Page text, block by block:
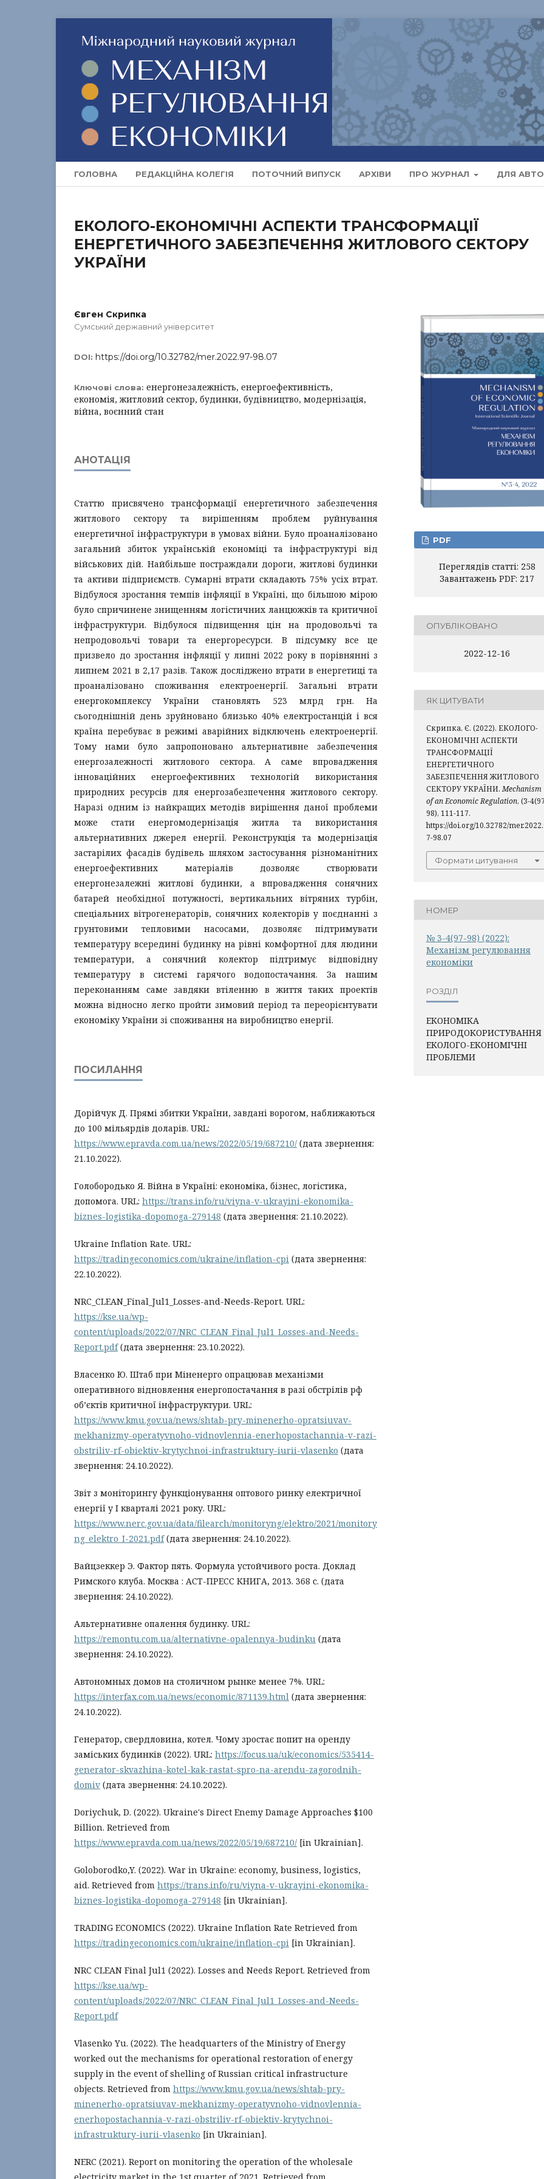
ГОЛОВНА РЕДАКЦІЙНА КОЛЕГІЯ ПОТОЧНИЙ ВИПУСК АРХІВИ ПРО ЖУРНАЛ ДЛЯ
ЕКОЛОГО-ЕКОНОМІЧНІ АСПЕКТИ ТРАНСФОРМАЦІЇ
ЕНЕРГЕТИЧНОГО ЗАБЕЗПЕЧЕННЯ ЖИТЛОВОГО СЕКТОРУ
УКРАЇНИ
Євген Скрипка
Сумський державний університет
DOI: https://doi.org/10.32782/mer.2022.97-98.07
Ключові слова: енергонезалежність, енергоефективність,
економія, житловий сектор, будинки, будівництво, модернізація,
війна, воєнний стан
АНОТАЦІЯ
Статтю присвячено трансформації енергетичного забезпечення
житлового сектору та вирішенням проблем руйнування
енергетичної інфраструктури в умовах війни. Було проаналізовано
загальний збиток українській економіці та інфраструктурі від
військових дій. Найбільше постраждали дороги, житлові будинки
та активи підприємств. Сумарні втрати складають 75% усіх втрат.
Відбулося зростання темпів інфляції в Україні, що більшою мірою
було спричинене знищенням логістичних ланцюжків та критичної
інфраструктури. Відбулося підвищення цін на продовольчі та
непродовольчі товари та енергоресурси. В підсумку все це
призвело до зростання інфляції у липні 2022 року в порівнянні з
липнем 2021 в 2,17 разів. Також досліджено втрати в енергетиці та
проаналізовано споживання електроенергії. Загальні втрати
енергокомплексу України становлять 523 млрд грн. На
сьогоднішній день зруйновано близько 40% електростанцій і вся
країна перебуває в режимі аварійних відключень електроенергії.
Тому нами було запропоновано альтернативне забезпечення
енергозалежності житлового сектора. А саме впровадження
інноваційних енергоефективних технологій використання
природних ресурсів для енергозабезпечення житлового сектору.
Наразі одним із найкращих методів вирішення даної проблеми
може стати енергомодернізація житла та використання
альтернативних джерел енергії. Реконструкція та модернізація
застарілих фасадів будівель шляхом застосування різноманітних
енергоефективних матеріалів дозволяє створювати
енергонезалежні житлові будинки, а впровадження сонячних
батарей необхідної потужності, вертикальних вітряних турбін,
спеціальних вітрогенераторів, сонячних колекторів у поєднанні з
грунтовими тепловими насосами, дозволяє підтримувати
температуру всередині будинку на рівні комфортної для людини
температури, а сонячний колектор підтримує відповідну
температуру в системі гарячого водопостачання. За нашим
переконанням саме завдяки втіленню в життя таких проектів
можна відносно легко пройти зимовий період та переорієнтувати
економіку України зі споживання на виробництво енергії.
ПОСИЛАННЯ
Дорійчук Д. Прямі збитки України, завдані ворогом, наближаються
до 100 мільярдів доларів. URL:
https://www.epravda.com.ua/news/2022/05/19/687210/ (дата звернення:
21.10.2022).
Голобородько Я. Війна в Україні: економіка, бізнес, логістика,
допомога. URL: https://trans.info/ru/viyna-v-ukrayini-ekonomika-
biznes-logistika-dopomoga-279148 (дата звернення: 21.10.2022).
Ukraine Inflation Rate. URL:
https://tradingeconomics.com/ukraine/inflation-cpi (дата звернення:
22.10.2022).
NRC_CLEAN_Final_Jul1_Losses-and-Needs-Report. URL:
https://kse.ua/wp-
content/uploads/2022/07/NRC_CLEAN_Final_Jul1_Losses-and-Needs-
Report.pdf(дата звернення: 23.10.2022).
Власенко Ю. Штаб при Міненерго опрацював механізми
оперативного відновлення енергопостачання в разі обстрілів рф
об’єктів критичної інфраструктури. URL:
https://www.kmu.gov.ua/news/shtab-pry-minenerho-opratsiuvav-
mekhanizmy-operatyvnoho-vidnovlennia-enerhopostachannia-v-razi-
obstriliv-rf-obiektiv-krytychnoi-infrastruktury-iurii-vlasenko (дата
звернення: 24.10.2022).
Звіт з моніторингу функціонування оптового ринку електричної
енергії у І кварталі 2021 року. URL:
https://www.nerc.gov.ua/data/filearch/monitoryng/elektro/2021/monitory
ng_elektro_I-2021.pdf(дата звернення: 24.10.2022).
Вайцзеккер Э. Фактор пять. Формула устойчивого роста. Доклад
Римского клуба. Москва : АСТ-ПРЕСС КНИГА, 2013. 368 с. (дата
звернення: 24.10.2022).
Альтернативне опалення будинку. URL:
https://remontu.com.ua/alternativne-opalennya-budinku (дата
звернення: 24.10.2022).
Автономных домов на столичном рынке менее 7%. URL:
https://interfax.com.ua/news/economic/871139.html (дата звернення:
24.10.2022).
Генератор, свердловина, котел. Чому зростає попит на оренду
заміських будинків (2022). URL: https://focus.ua/uk/economics/535414-
generator-skvazhina-kotel-kak-rastat-spro-na-arendu-zagorodnih-
domiv (дата звернення: 24.10.2022).
Doriychuk, D. (2022). Ukraine's Direct Enemy Damage Approaches $100
Billion. Retrieved from
https://www.epravda.com.ua/news/2022/05/19/687210/ [in Ukrainian].
Goloborodko,Y. (2022). War in Ukraine: economy, business, logistics,
aid. Retrieved from https://trans.info/ru/viyna-v-ukrayini-ekonomika-
biznes-logistika-dopomoga-279148 [in Ukrainian].
TRADING ECONOMICS (2022). Ukraine Inflation Rate Retrieved from
https://tradingeconomics.com/ukraine/inflation-cpi [in Ukrainian].
NRC CLEAN Final Jul1 (2022). Losses and Needs Report. Retrieved from
https://kse.ua/wp-
content/uploads/2022/07/NRC_CLEAN_Final_Jul1_Losses-and-Needs-
Report.pdf
Vlasenko Yu. (2022). The headquarters of the Ministry of Energy
worked out the mechanisms for operational restoration of energy
supply in the event of shelling of Russian critical infrastructure
objects. Retrieved from https://www.kmu.gov.ua/news/shtab-pry-
minenerho-opratsiuvav-mekhanizmy-operatyvnoho-vidnovlennia-
enerhopostachannia-v-razi-obstriliv-rf-obiektiv-krytychnoi-
infrastruktury-iurii-vlasenko [in Ukrainian].
NERC (2021). Report on monitoring the operation of the wholesale
PDF
Переглядів статті: 258
Завантажень PDF: 217
ОПУБЛІКОВАНО
2022-12-16
ЯК ЦИТУВАТИ
Скрипка, Є. (2022). ЕКОЛОГО-
ЕКОНОМІЧНІ АСПЕКТИ
ТРАНСФОРМАЦІЇ
ЕНЕРГЕТИЧНОГО
ЗАБЕЗПЕЧЕННЯ ЖИТЛОВОГО
СЕКТОРУ УКРАЇНИ.Mechanism
of an Economic Regulation, (3-
98), 111-117.
https://doi.org/10.32782/
7-98.07
Формати цитування
НОМЕР
№ 3-4(97-98) (2022):
Механiзм регулювання
економiки
РОЗДІЛ
ЕКОНОМІКА
ПРИРОДОКОРИСТУВАННЯ
ЕКОЛОГО-ЕКОНОМІЧНІ
ПРОБЛЕМИ